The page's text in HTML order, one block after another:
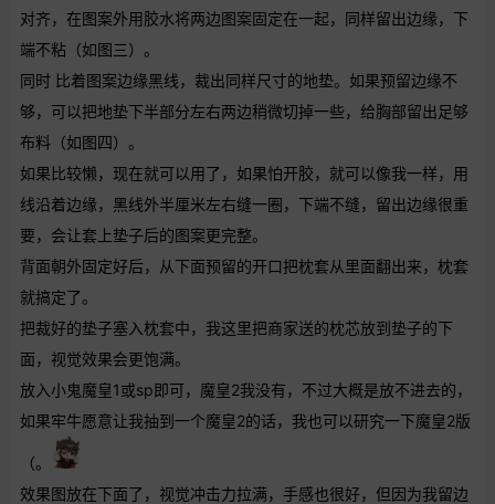
对齐，在图案外用胶水将两边图案固定在一起，同样留出边缘，下
端不粘（如图三）。
同时 比着图案边缘黑线，裁出同样尺寸的地垫。如果预留边缘不
够，可以把地垫下半部分左右两边稍微切掉一些，给胸部留出足够
布料（如图四）。
如果比较懒，现在就可以用了，如果怕开胶，就可以像我一样，用
线沿着边缘，黑线外半厘米左右缝一圈，下端不缝，留出边缘很重
要，会让套上垫子后的图案更完整。
背面朝外固定好后，从下面预留的开口把枕套从里面翻出来，枕套
就搞定了。
把裁好的垫子塞入枕套中，我这里把商家送的枕芯放到垫子的下
面，视觉效果会更饱满。
放入小鬼魔皇1或sp即可，魔皇2我没有，不过大概是放不进去的，
如果牢牛愿意让我抽到一个魔皇2的话，我也可以研究一下魔皇2版
（。
效果图放在下面了，视觉冲击力拉满，手感也很好，但因为我留边